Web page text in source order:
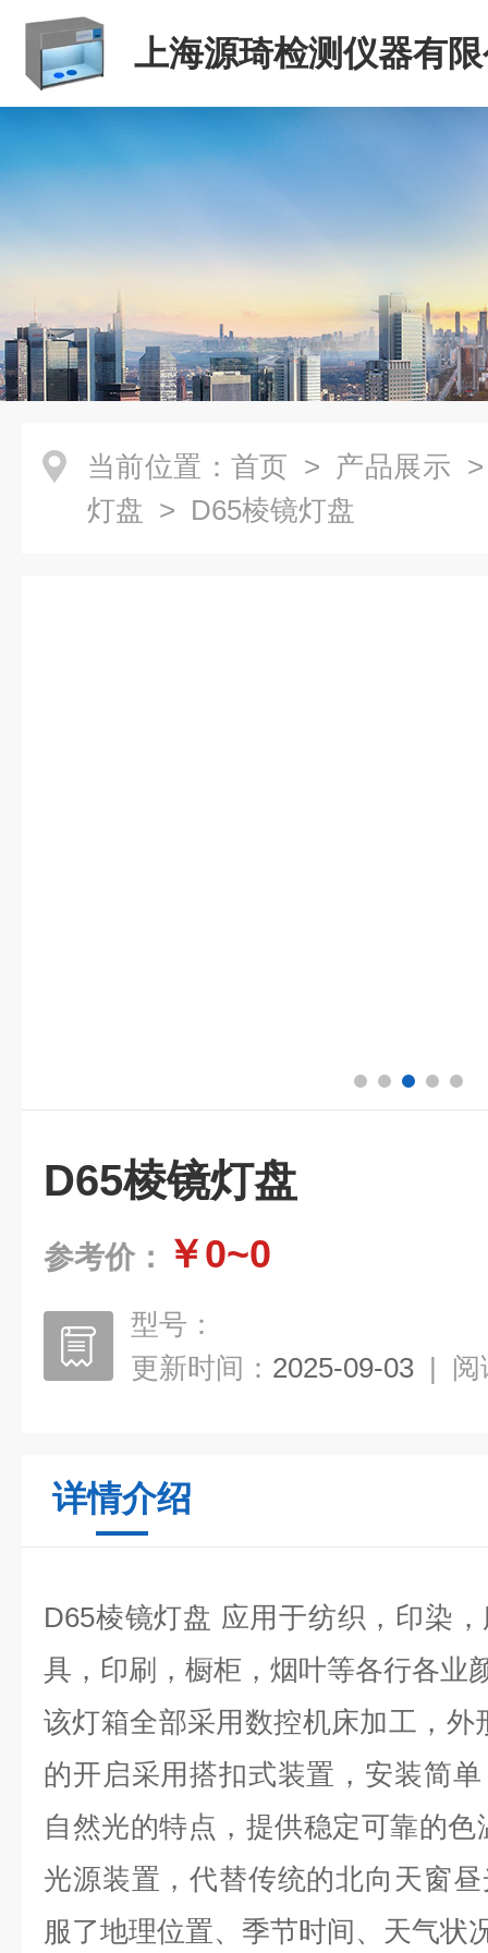
上海源琦检测仪器有
当前位置： 首页 > 产品展示
灯盘 > D65棱镜灯盘
D65棱镜灯盘
参考价： ￥0~0
型号：
更新时间： 2025-09-03 | 阅
详情介绍
D65棱镜灯盘 应用于纺织，印染
具，印刷，橱柜，烟叶等各行各业
该灯箱全部采用数控机床加工，外
的开启采用搭扣式装置，安装简
自然光的特点，提供稳定可靠的
光源装置，代替传统的北向天窗
服了地理位置、季节时间、天气状